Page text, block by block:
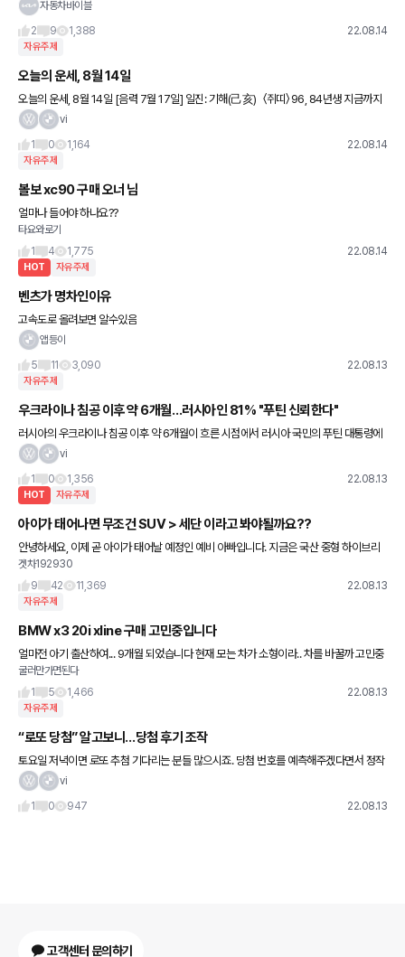
을 수 있는 차량중에 괜찮은 차가 있을까요? 100프로/050프로 받을 수 있는 전기차 각각
자동차바이블
2
9 1,388 22.08.14
자유주제
오늘의 운세, 8월 14일
오늘의 운세, 8월 14일 [음력 7월 17일] 일진: 기해(己亥) 〈쥐띠〉 96, 84년생 지금까지
와는 반대로 서로의 입장이 역전될 가능성이 크다. 72년생 큰 기쁨을 주는 일이 있겠
vi
1
0 1,164 22.08.14
자유주제
볼보 xc90 구매 오너 님
얼마나 들어야 하나요??
타요와로기
1
4 1,775 22.08.14
HOT 자유주제
벤츠가 명차인이유
고속도로 올려보면 알수있음
앱등이
5
11 3,090 22.08.13
자유주제
우크라이나 침공 이후 약 6개월…러시아인 81% "푸틴 신뢰한다"
러시아의 우크라이나 침공 이후 약 6개월이 흐른 시점에서 러시아 국민의 푸틴 대통령에
대한 신뢰도가 80%를 넘는 것으로 확인됐다. 12일(현지시간) 타스 통신에 따르면 전 러
vi
1
0 1,356 22.08.13
HOT 자유주제
아이가 태어나면 무조건 SUV > 세단 이라고 봐야될까요??
안녕하세요, 이제 곧 아이가 태어날 예정인 예비 아빠입니다. 지금은 국산 중형 하이브리
드 세단을 타고 있는데 주변 형님들이나 여러 상황들을 보면 애기가 있는집은 80%이상
suv를 타고 계신 듯 합
겟차192930
9
42 11,369 22.08.13
자유주제
BMW x3 20i xline 구매 고민중입니다
얼마전 아기 출산하여... 9개월 되었습니다 현재 모는 차가 소형이라.. 차를 바꿀까 고민중
입니다 수입은 외벌이 세전 1.4억정도 되고 월 700 약간 상회 하네요 자가 9.5억정도에
대출은
굴러만가면된다
1
5 1,466 22.08.13
자유주제
“로또 당첨” 알고보니…당첨 후기 조작
토요일 저녁이면 로또 추첨 기다리는 분들 많으시죠. 당첨 번호를 예측해주겠다면서 정작
일확천금은 본인들이 챙긴 사이트 운영진이 붙잡혔습니다. 어떤 이야기인지, '사건을 보
vi
1
0 947 22.08.13
고객센터 문의하기